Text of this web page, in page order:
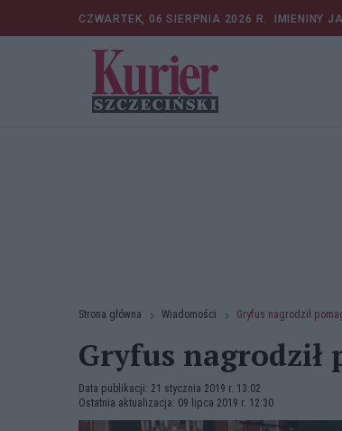
CZWARTEK, 06 SIERPNIA 2026 R. IMIENINY
Strona główna Wiadomości Gryfus nagrodził
Gryfus nagrodził
Data publikacji: 21 stycznia 2019 r. 13:02
Ostatnia aktualizacja: 09 lipca 2019 r. 12:30